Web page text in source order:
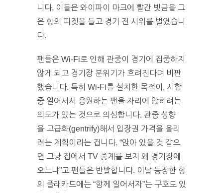
니다. 이들은 와이파이 마크에 빨간 빗금을 그
은 항의 피켓을 들고 경기 전 시위를 벌였습니
다.
팬들은 Wi-Fi로 인해 관중이 경기에 집중하지
않게 되고 경기장 분위기가 흐려진다며 비판
했습니다. 특히 Wi-Fi를 설치한 목적이, 시합
중 일어서서 응원하는 팬을 자리에 앉히려는
의도가 있는 것으로 의심합니다. 관중 성향
을 고급화(gentrify)해서 입장권 가격을 올리
려는 계획이라는 겁니다. “앉아 있을 것 같으
면 그냥 집에서 TV 중계를 보지 왜 경기장에
오느냐”고 팬들은 반발합니다. 이날 등장한 항
의 플래카드에는 “함께 일어서자”는 구호도 있